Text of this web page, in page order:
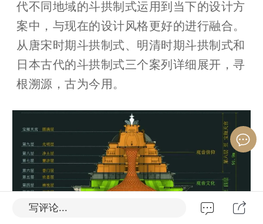
代不同地域的斗拱制式运用到当下的设计方
案中，与现在的设计风格更好的进行融合。
从唐宋时期斗拱制式、明清时期斗拱制式和
日本古代的斗拱制式三个案列详细展开，寻
根溯源，古为今用。
写评论...